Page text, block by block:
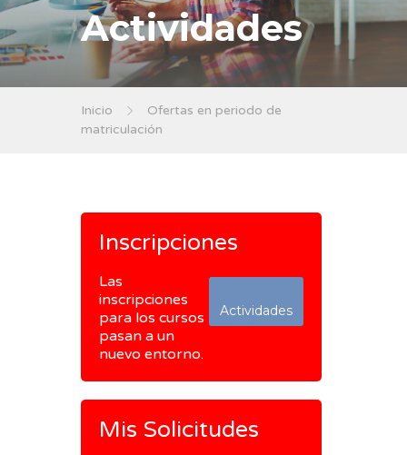
Actividades
Inicio
Ofertas en periodo de
matriculación
Inscripciones
Las
inscripciones
para los cursos
pasan a un
nuevo entorno.
Actividades
Mis Solicitudes